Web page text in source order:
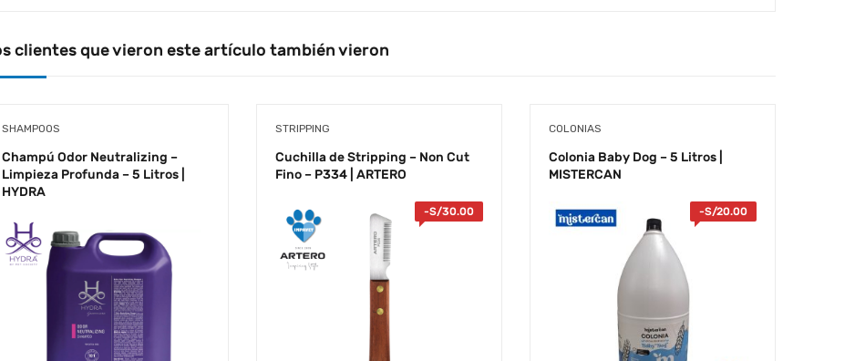
clientes que vieron este artículo también vieron
SHAMPOOS
Champú Odor Neutralizing –
Limpieza Profunda – 5 Litros |
HYDRA
STRIPPING
Cuchilla de Stripping – Non Cut
Fino – P334 | ARTERO
-S/30.00
COLONIAS
Colonia Baby Dog – 5 Litros |
MISTERCAN
-S/20.00